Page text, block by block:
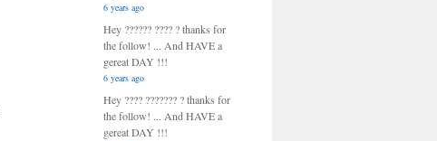
6 years ago
Hey ?????? ???? ? thanks for
the follow! ... And HAVE a
gereat DAY !!!
6 years ago
Hey ???? ??????? ? thanks for
the follow! ... And HAVE a
gereat DAY !!!